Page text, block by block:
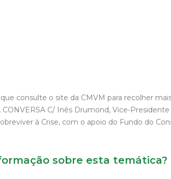
consulte o site da CMVM para recolher
C/ Inês Drumond, Vice-
à Crise, com o apoio do Fundo do
sobre esta temática?